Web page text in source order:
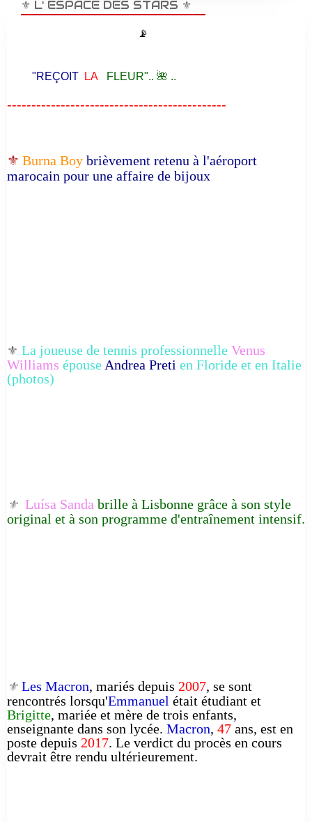
⚜️ L' ESPACE DES STARS ⚜️
📡
"REÇOIT LA FLEUR".. 🌺 ..
---------------------------------------------
⚜️ Burna Boy brièvement retenu à l'aéroport
marocain pour une affaire de bijoux
⚜️ La joueuse de tennis professionnelle Venus
Williams épouse Andrea Preti en Floride et en Italie
(photos)
⚜️ Luísa Sanda brille à Lisbonne grâce à son style
original et à son programme d'entraînement intensif.
⚜️ Les Macron, mariés depuis 2007, se sont
rencontrés lorsqu'Emmanuel était étudiant et
Brigitte, mariée et mère de trois enfants,
enseignante dans son lycée. Macron, 47 ans, est en
poste depuis 2017. Le verdict du procès en cours
devrait être rendu ultérieurement.